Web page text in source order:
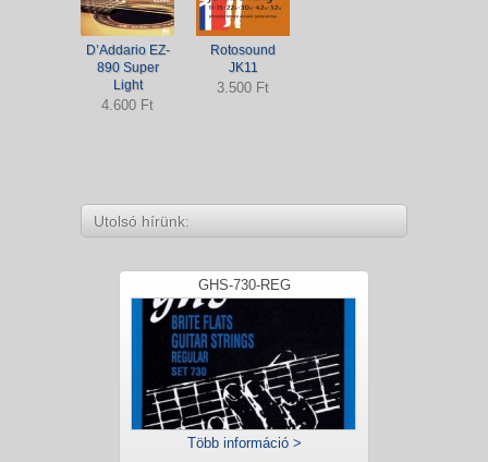
D’Addario EZ-
890 Super
Light
4.600 Ft
Rotosound
JK11
3.500 Ft
Utolsó hírünk:
GHS-730-REG
Több információ >